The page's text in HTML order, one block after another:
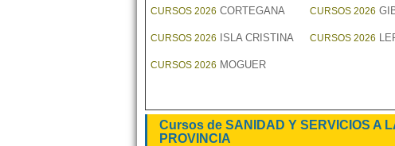
CURSOS 2026 CORTEGANA CURSOS 2026
CURSOS 2026 ISLA CRISTINA CURSOS 2026
CURSOS 2026 MOGUER
Cursos de SANIDAD Y SERVICIOS A
PROVINCIA